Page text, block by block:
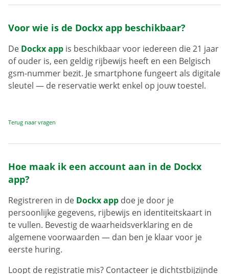
Voor wie is de Dockx app beschikbaar?
De Dockx app is beschikbaar voor iedereen die 21 jaar
of ouder is, een geldig rijbewijs heeft en een Belgisch
gsm-nummer bezit. Je smartphone fungeert als digitale
sleutel — de reservatie werkt enkel op jouw toestel.
Terug naar vragen
Hoe maak ik een account aan in de Dockx
app?
Registreren in de Dockx app doe je door je
persoonlijke gegevens, rijbewijs en identiteitskaart in
te vullen. Bevestig de waarheidsverklaring en de
algemene voorwaarden — dan ben je klaar voor je
eerste huring.
Loopt de registratie mis? Contacteer je dichtstbijzijnde